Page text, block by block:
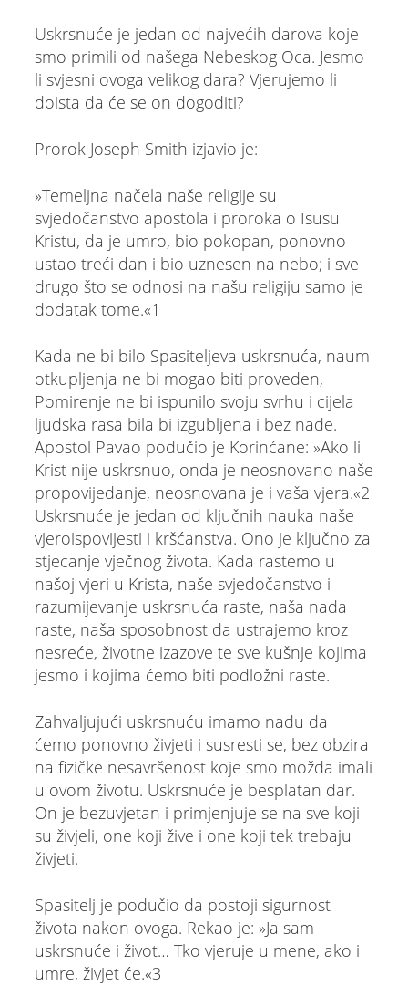
Uskrsnuće je jedan od najvećih darova koje
smo primili od našega Nebeskog Oca. Jesmo
li svjesni ovoga velikog dara? Vjerujemo li
doista da će se on dogoditi?
Prorok Joseph Smith izjavio je:
»Temeljna načela naše religije su
svjedočanstvo apostola i proroka o Isusu
Kristu, da je umro, bio pokopan, ponovno
ustao treći dan i bio uznesen na nebo; i sve
drugo što se odnosi na našu religiju samo je
dodatak tome.«1
Kada ne bi bilo Spasiteljeva uskrsnuća, naum
otkupljenja ne bi mogao biti proveden,
Pomirenje ne bi ispunilo svoju svrhu i cijela
ljudska rasa bila bi izgubljena i bez nade.
Apostol Pavao podučio je Korinćane: »Ako li
Krist nije uskrsnuo, onda je neosnovano naše
propovijedanje, neosnovana je i vaša vjera.«2
Uskrsnuće je jedan od ključnih nauka naše
vjeroispovijesti i kršćanstva. Ono je ključno za
stjecanje vječnog života. Kada rastemo u
našoj vjeri u Krista, naše svjedočanstvo i
razumijevanje uskrsnuća raste, naša nada
raste, naša sposobnost da ustrajemo kroz
nesreće, životne izazove te sve kušnje kojima
jesmo i kojima ćemo biti podložni raste.
Zahvaljujući uskrsnuću imamo nadu da
ćemo ponovno živjeti i susresti se, bez obzira
na fizičke nesavršenost koje smo možda imali
u ovom životu. Uskrsnuće je besplatan dar.
On je bezuvjetan i primjenjuje se na sve koji
su živjeli, one koji žive i one koji tek trebaju
živjeti.
Spasitelj je podučio da postoji sigurnost
života nakon ovoga. Rekao je: »Ja sam
uskrsnuće i život… Tko vjeruje u mene, ako i
umre, živjet će.«3